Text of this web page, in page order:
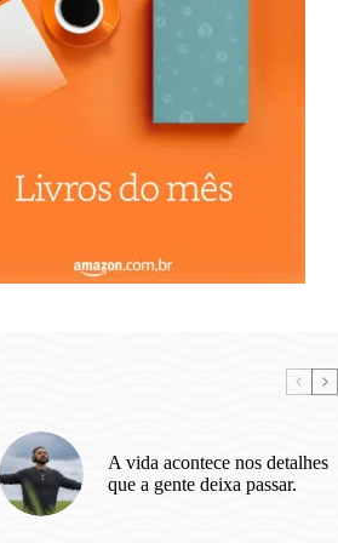
A vida acontece nos detalhes
que a gente deixa passar.